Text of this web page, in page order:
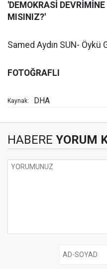
'DEMOKRASİ
MISINIZ?'
Samed Aydın SUN- Öykü
FOTOĞRAFLI
Kaynak: DHA
HABERE YORUM